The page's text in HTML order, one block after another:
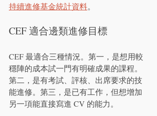
持續進修基金統計資料。
CEF 適合邊類進修目標
CEF 最適合三種情況。第一，是想用較
穩陣的成本試一門有明確成果的課程。
第二，是有考試、評核、出席要求的技
能進修。第三，是已有工作，但想增加
另一項能直接寫進 CV 的能力。